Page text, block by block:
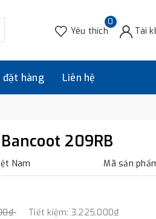
0
Yêu thích Tài
đặt hàng Liên hệ
209RB
Nam Mã sản
Tiết kiệm: 3.225.000₫